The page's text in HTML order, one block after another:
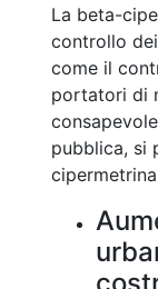
La beta-
controllo
come il
portatori di
pubblica, si